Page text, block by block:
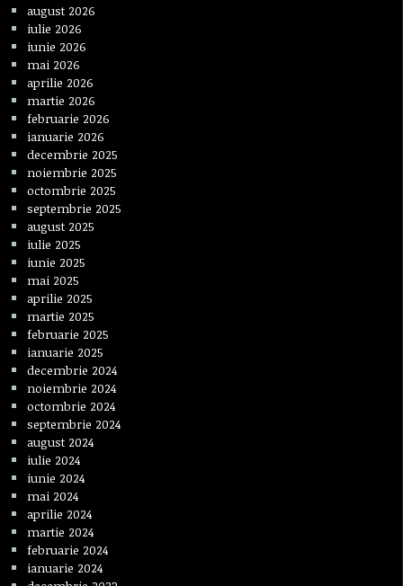
august 2026
iulie 2026
iunie 2026
mai 2026
aprilie 2026
martie 2026
februarie 2026
ianuarie 2026
decembrie 2025
noiembrie 2025
octombrie 2025
septembrie 2025
august 2025
iulie 2025
iunie 2025
mai 2025
aprilie 2025
martie 2025
februarie 2025
ianuarie 2025
decembrie 2024
noiembrie 2024
octombrie 2024
septembrie 2024
august 2024
iulie 2024
iunie 2024
mai 2024
aprilie 2024
martie 2024
februarie 2024
ianuarie 2024